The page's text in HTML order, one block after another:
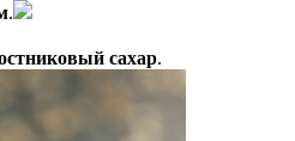
.
сахар.